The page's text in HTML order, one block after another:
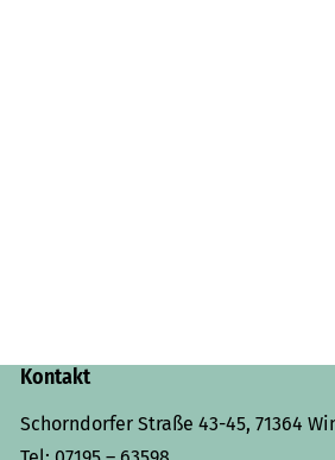
Kontakt
Schorndorfer Straße 43-45, 71364